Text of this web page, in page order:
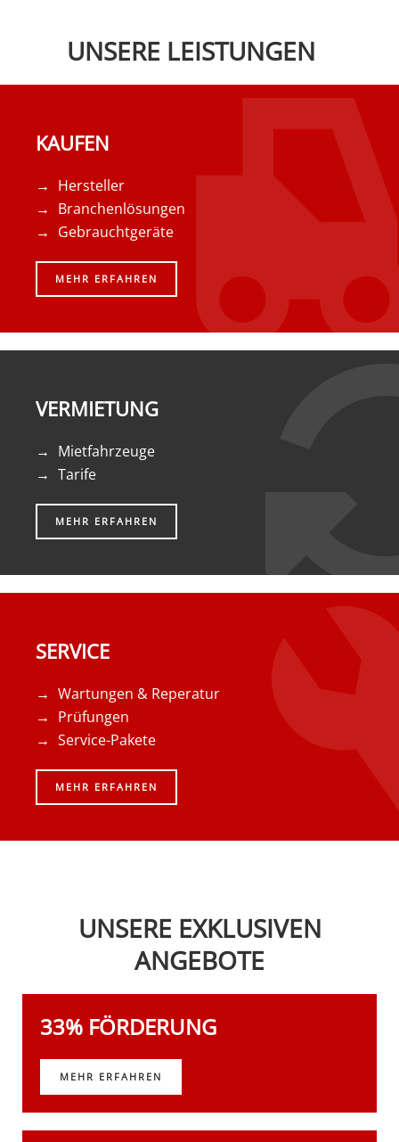
UNSERE LEISTUNGEN
KAUFEN
Hersteller
Branchenlösungen
Gebrauchtgeräte
MEHR ERFAHREN
VERMIETUNG
Mietfahrzeuge
Tarife
MEHR ERFAHREN
SERVICE
Wartungen & Reperatur
Prüfungen
Service-Pakete
MEHR ERFAHREN
UNSERE EXKLUSIVEN
ANGEBOTE
33% FÖRDERUNG
MEHR ERFAHREN